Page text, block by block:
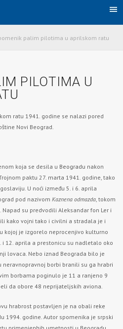
palim pilotima u aprilskom ratu
PILOTIMA U
ratu 1941. godine se nalazi pored
Novi Beograd.
koja se desila u Beogradu nakon
paktu 27. marta 1941. godine, tako
U noći između 5. i 6. aprila
pod nazivom Kaznena odmazda, tokom
su predvodili Aleksandar fon Ler i
kako vojni tako i civilni a stradala je i
kojoj je izgorelo neprocenjivo kulturno
i 12. aprila a prestonicu su nadletalo oko
lovaca. Nebo iznad Beograda bilo je
borbi branili su ga hrabri
borbama poginulo je 11 a ranjeno 9
da obore 48 neprijateljskih aviona.
hrabrost postavljen je na obali reke
1994. godine. Autor spomenika je srpski